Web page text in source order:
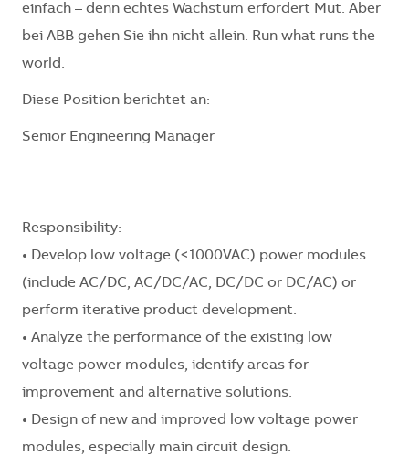
einfach – denn echtes Wachstum erfordert Mut. Aber
bei ABB gehen Sie ihn nicht allein. Run what runs the
world.
Diese Position berichtet an:
Senior Engineering Manager
Responsibility:
• Develop low voltage (<1000VAC) power modules
(include AC/DC, AC/DC/AC, DC/DC or DC/AC) or
perform iterative product development.
• Analyze the performance of the existing low
voltage power modules, identify areas for
improvement and alternative solutions.
• Design of new and improved low voltage power
modules, especially main circuit design.